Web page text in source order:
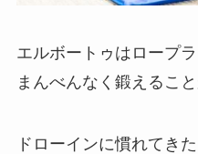
エルボートゥはロープ
まんべんなく鍛えること
ドローインに慣れてき